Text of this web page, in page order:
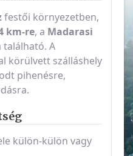
festői környezetben,
km-re, a Madarasi
található. A
körülvett szálláshely
pihenésre,
külön-külön vagy